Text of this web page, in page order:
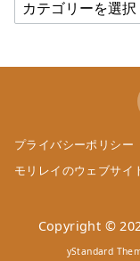
プライバシーポリシー
モリレイのウェブサイ
Copyright ©
yStandard